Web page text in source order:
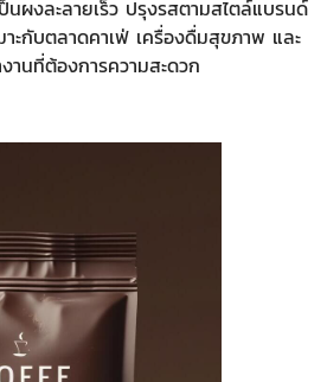
ผงละลายเร็ว ปรุงรสตามสไตล์แบรนด์
ะกับตลาดคาเฟ่ เครื่องดื่มสุขภาพ และ
านที่ต้องการความสะดวก